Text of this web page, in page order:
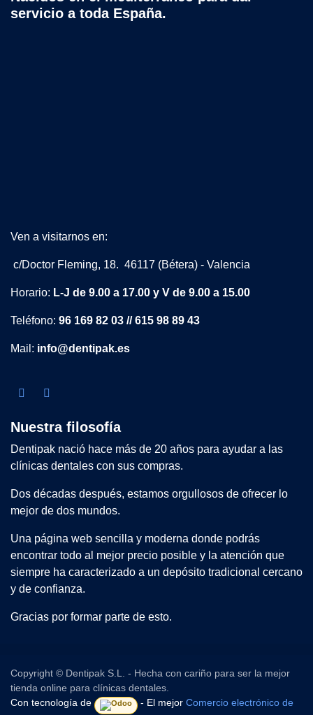
servicio a toda España.
Ven a visitarnos en:
c/Doctor Fleming, 18. 46117 (Bétera) - Valencia
Horario: L-J de 9.00 a 17.00 y V de 9.00 a 15.00
Teléfono: 96 169 82 03 // 615 98 89 43
Mail: info@dentipak.es
Nuestra filosofía
Dentipak nació hace más de 20 años para ayudar a las
clínicas dentales con sus compras.
Dos décadas después, estamos orgullosos de ofrecer lo
mejor de dos mundos.
Una página web sencilla y moderna donde podrás
encontrar todo al mejor precio posible y la atención que
siempre ha caracterizado a un depósito tradicional cercano
y de confianza.
Gracias por formar parte de esto.
Copyright © Dentipak S.L. - Hecha con cariño para ser la mejor
tienda online para clínicas dentales.
Con tecnología de
- El mejor Comercio electrónico de